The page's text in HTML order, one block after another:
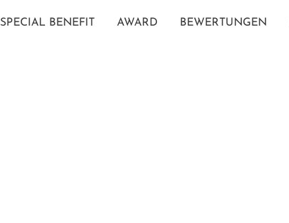
SPECIAL BENEFIT AWARD BEWERTUNGEN